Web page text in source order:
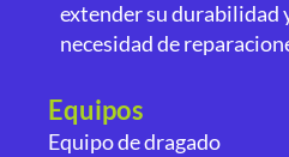
extender su durabilidad
necesidad de
Equipos
Equipo de dragado